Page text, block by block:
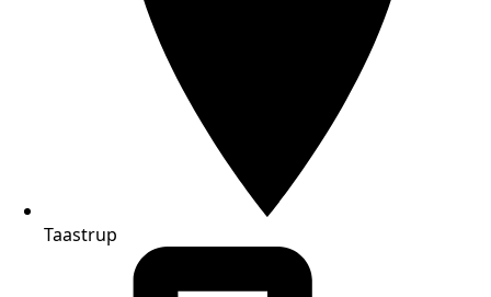
Taastrup